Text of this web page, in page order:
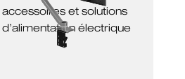
accessoires et solutions
d’alimentation électrique